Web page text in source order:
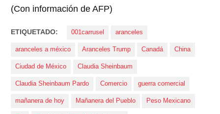
(Con información de AFP)
ETIQUETADO: 001carrusel aranceles
aranceles a méxico Aranceles Trump Canadá China
Ciudad de México Claudia Sheinbaum
Claudia Sheinbaum Pardo Comercio guerra comercial
mañanera de hoy Mañanera del Pueblo Peso Mexicano